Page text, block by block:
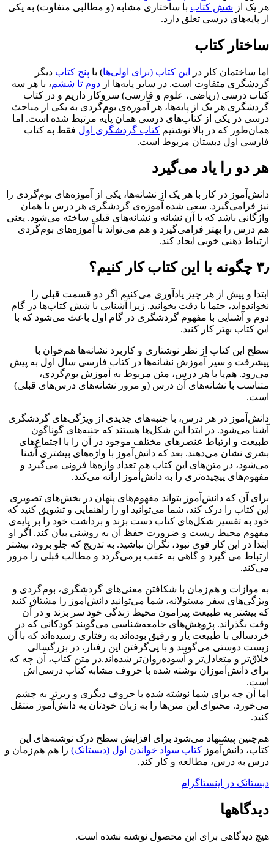
هر یک از شش کتاب با ساختاری مشابه (و مطالبی متفاوت) به یکی
از پایه‌های درسی تعلق دارد.
ساختار کتاب
اما ساختمان کار در این کتاب (برای اولی‌ها) با پنج کتاب دیگر
گردشگری متفاوت است. در سایر پایه‌ها از دوم تا ششم، با هر سه
کتاب درسی (ریاضی، علوم و فارسی) سروکار داریم و در کتاب‌
گردشگری هر یک از پایه‌ها، هر آموزه‌ی بوم‌گردی به یکی از مباحث
درسی در یکی از کتاب‌های درسی همان پایه مرتبط شده ‌است. اما
همان‌طور که در بالا نوشتیم کتاب گردشگری اول فقط به کتاب
فارسی اول دبستان مربوط است.
هر دو را یاد می‌گیرد
دانش‌آموز در کار با هر یک از نشانه‌ها، یکی از آموزه‌های بوم‌گردی را
نیز فرامی‌گیرد. سعی شده آموزه‌ی گردشگری هر درس با همان
واژگانی باشد که با آن نشانه و نشانه‌های قبلی ساخته می‌شود. یعنی
هم درس را بهتر فرامی‌گیرد و هم می‌تواند با آموزه‌های بوم‌گردی
ارتباط ذهنی خوبی ایجاد کند.
۳٫ چگونه با این کتاب کار کنیم؟
ابتدا و پیش از هر چیز یادآوری می‌کنیم اگر دو قسمت قبلی را
نخوانده‌اید، حتما با دقت بخوانید. زیرا آشنایی با شش کتاب‌ها در گام
دوم و آشنایی با مفهوم گردشگری در گام اول باعث می‌شود که با
این کتاب بهتر کار کنید.
سطح این کتاب از نظر نوشتاری و کاربرد نشانه‌ها هم‌خوان با
پیشرفت و سیر آموزش نشانه‌ها در کتاب فارسی سال اول به پیش
می‌رود. هم‌پا با هر درس، متن مربوط به آموزش بوم‌گردی،
متناسب با نشانه‌های آن درس (و مرور نشانه‌های درس‌های قبلی)
ا‌ست.
دانش‌آموز در هر درس، با جنبه‌های جدیدی از ویژگی‌های گردشگری
آشنا می‌شود. در ابتدا این شکل‌ها هستند که جنبه‌های گوناگون
طبیعت و ارتباط عنصرهای مختلف موجود در آن را با اجتماع‌های
بشری نشان می‌دهند. بعد که دانش‌آموز با واژه‌های بیشتری آشنا
می‌شود، در متن‌های این کتاب هم تعداد واژه‌ها فزونی می‌گیرد و
مفهوم‌های پیچیده‌تری را به دانش‌آموز ارائه می‌کند.
برای آن که دانش‌آموز بتواند مفهوم‌های پنهان در بخش‌های تصویری
این کتاب را درک کند، شما می‌توانید او را راهنمایی و تشویق کنید که
خود به تفسیر شکل‌های کتاب دست بزند و برداشت خود را بر پایه‌ی
مفهوم محیط زیست و ضرورت حفظ آن به روشنی بیان کند. اگر او
ابتدا در این کار قوی نبود، نگران نباشید. به تدریج که جلو برود، بیشتر
ارتباط می گیرد و گاهی به عقب برمی‌گردد و مطالب قبلی را مرور
می‌کند.
به موازات و هم‌زمان با شکافتن معنی‌های گردشگری، بوم‌گردی و
ویژگی‌های سفر مسئولانه، شما می‌توانید دانش‌آموز را مشتاق کنید
که بیشتر به طبیعت پیرامون محیط زندگی خود سر بزند و در آن
وقت بگذراند. پژوهش‌های جامعه‌شناسی می‌گویند کودکانی که در
خردسالی با طبیعت یار و رفیق بوده‌اند به رفتاری رسیده‌اند که با آن
زیست دوستی می‌گویند و با پی‌گرفتن این رفتار، در بزرگسالی
خلاق‌تر و متعادل‌تر و آسوده‌روان‌تر شده‌اند.در متن کتاب، آن چه که
برای دانش‌آموزان نوشته شده با حروف مشابه کتاب درسی‌اش
است.
اما آن چه برای شما نوشته شده با حروف دیگری و ریزتر به چشم
می‌خورد. محتوای این متن‌ها را به زبان خودتان به دانش‌آموز منتقل
کنید.
هم‌چنین پیشنهاد می‌شود برای افزایش سطح درک نوشته‌های این
کتاب، دانش‌آموز کتاب سواد خواندن اول (دبستانک) را هم هم‌زمان و
درس به درس، مطالعه و کار کند.
دبستانک در اینستاگرام
دیدگاهها
هیچ دیدگاهی برای این محصول نوشته نشده است.